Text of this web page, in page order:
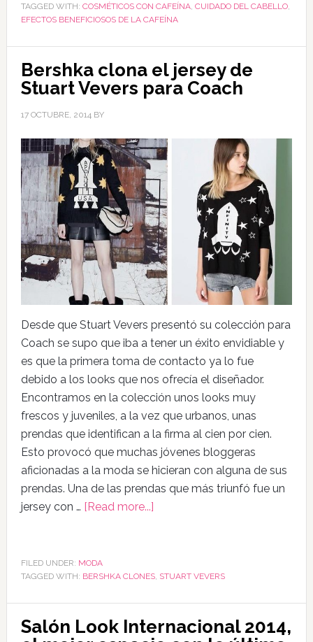
TAGGED WITH: COSMÉTICOS CON CAFEÍNA, CUIDADO DEL CABELLO,
EFECTOS BENEFICIOSOS DE LA CAFEÍNA
Bershka clona el jersey de
Stuart Vevers para Coach
17 OCTUBRE, 2014 BY
Desde que Stuart Vevers presentó su colección para
Coach se supo que iba a tener un éxito envidiable y
es que la primera toma de contacto ya lo fue
debido a los looks que nos ofrecía el diseñador.
Encontramos en la colección unos looks muy
frescos y juveniles, a la vez que urbanos, unas
prendas que identifican a la firma al cien por cien.
Esto provocó que muchas jóvenes bloggeras
aficionadas a la moda se hicieran con alguna de sus
prendas. Una de las prendas que más triunfó fue un
jersey con … [Read more...]
FILED UNDER: MODA
TAGGED WITH: BERSHKA CLONES, STUART VEVERS
Salón Look Internacional 2014,